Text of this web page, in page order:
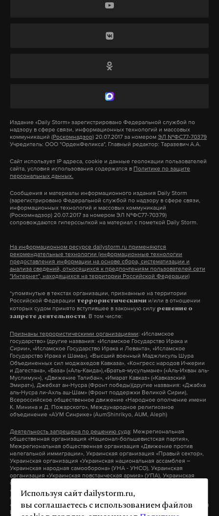
Используя сайт dailystorm.ru,
вы соглашаетесь с использованием файлов
Издание «Daily Storm» зарегистрировано Федеральной службой по
надзору в сфере связи, информационных технологий и массовых
коммуникаций (Роскомнадзор) 20.07.2017 за номером ЭЛ №ФС77-70379
Учредитель: ООО "ОрденФеликса", Главный редактор: Таразевич А.А.
Сайт использует IP адреса, cookie и данные геолокации пользователей
сайта, условия использования содержатся в Политике по защите
персональных данных.
Сообщения и материалы информационного издания Daily Storm
(зарегистрировано Федеральной службой по надзору в сфере связи,
информационных технологий и массовых коммуникаций
(Роскомнадзор) 20.07.2017 за номером ЭЛ №ФС77-70379)
сопровождаются гиперссылкой на материал с пометкой Daily Storm.
На информационном ресурсе dailystorm.ru применяются
рекомендательные технологии (информационные технологии
предоставления информации на основе сбора, систематизации и
анализа сведений, относящихся к предпочтениям пользователей сети
"Интернет", находящихся на территории Российской Федерации)
*упомянутые в текстах организации, признанные на территории
Российской Федерации террористическими и/или в отношении
которых судом принято вступившее в законную силу решение о
запрете деятельности. В том числе:
Признаны террористическими организациями: «Исламское
государство» (другие названия: «Исламское Государство Ирака и
Сирии», «Исламское Государство Ирака и Леванта», «Исламское
Государство Ирака и Шама»), «Высший военный Маджлисуль Шура
Объединенных сил моджахедов Кавказа», «Конгресс народов Ичкерии
и Дагестана», «База» («Аль-Каида»),«Братья-мусульмане» («Аль-Ихван аль-
Муслимун»), «Движение Талибан», «Имарат Кавказ» («Кавказский
Эмират»), Джебхат ан-Нусра (Фронт победы)(другие названия: «Джабха
аль-Нусра ли-Ахль аш-Шам» (Фронт поддержки Великой Сирии),
Всероссийское общественное движение «Народное ополчение имени
К. Минина и Д. Пожарского», Международное религиозное
объединение «АУМ Синрике» (AumShinrikyo, AUM, Aleph)
Деятельность запрещена по решению суда: Межрегиональная
общественная организация «Национал-большевистская партия»,
Межрегиональная общественная организация «Движение против
нелегальной иммиграции», Украинская организация «Правый сектор»,
Украинская организация «Украинская национальная ассамблея –
Украинская народная самооборона» (УНА - УНСО), Украинская
организация «Украинская повстанческая армия» (УПА), Украинская
организация «Тризуб им. Степана Бандеры», Украинская организация
«Братство», Межрегиональное общественное объединение –
организация «Народная Социальная Инициатива» (другие названия:
«Народная Социалистическая Инициатива», «Национальная Социальная
Инициатива», «Национальная Социалистическая Инициатива»),